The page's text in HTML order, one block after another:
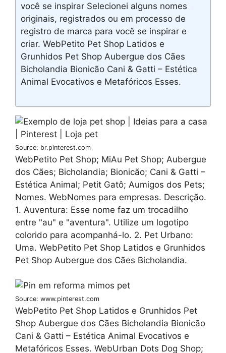
você se inspirar Selecionei alguns nomes
originais, registrados ou em processo de
registro de marca para você se inspirar e
criar. WebPetito Pet Shop Latidos e
Grunhidos Pet Shop Aubergue dos Cães
Bicholandia Bionicão Cani & Gatti – Estética
Animal Evocativos e Metafóricos Esses.
Source: br.pinterest.com
WebPetito Pet Shop; MiAu Pet Shop; Aubergue
dos Cães; Bicholandia; Bionicão; Cani & Gatti –
Estética Animal; Petit Gatô; Aumigos dos Pets;
Nomes. WebNomes para empresas. Descrição.
1. Auventura: Esse nome faz um trocadilho
entre "au" e "aventura". Utilize um logotipo
colorido para acompanhá-lo. 2. Pet Urbano:
Uma. WebPetito Pet Shop Latidos e Grunhidos
Pet Shop Aubergue dos Cães Bicholandia.
Source: www.pinterest.com
WebPetito Pet Shop Latidos e Grunhidos Pet
Shop Aubergue dos Cães Bicholandia Bionicão
Cani & Gatti – Estética Animal Evocativos e
Metafóricos Esses. WebUrban Dots Dog Shop;